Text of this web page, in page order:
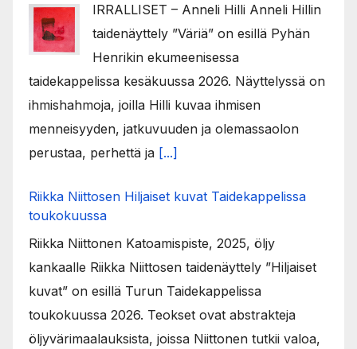
IRRALLISET – Anneli Hilli Anneli Hillin
taidenäyttely ”Väriä” on esillä Pyhän
Henrikin ekumeenisessa
taidekappelissa kesäkuussa 2026. Näyttelyssä on
ihmishahmoja, joilla Hilli kuvaa ihmisen
menneisyyden, jatkuvuuden ja olemassaolon
perustaa, perhettä ja [...]
Riikka Niittosen Hiljaiset kuvat Taidekappelissa
toukokuussa
Riikka Niittonen Katoamispiste, 2025, öljy
kankaalle Riikka Niittosen taidenäyttely ”Hiljaiset
kuvat” on esillä Turun Taidekappelissa
toukokuussa 2026. Teokset ovat abstrakteja
öljyvärimaalauksista, joissa Niittonen tutkii valoa,